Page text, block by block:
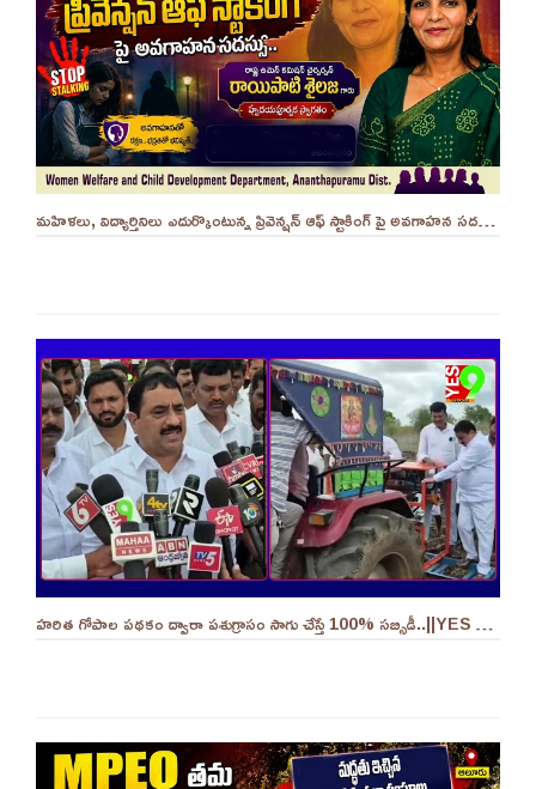
మహిళలు, విద్యార్తినిలు ఎదుర్కొంటున్న ప్రివెన్షన్ ఆఫ్ స్టాకింగ్ పై అవగాహన సదస్సు.. - ||YES 9TV
హరిత గోపాల పథకం ద్వారా పశుగ్రాసం సాగు చేస్తే 100% సబ్సిడీ..||YES 9TV